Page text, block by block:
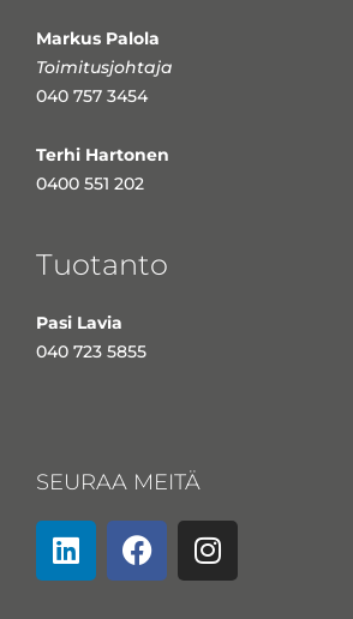
Markus Palola
Toimitusjohtaja
040 757 3454
Terhi Hartonen
0400 551 202
Tuotanto
Pasi Lavia
040 723 5855
SEURAA MEITÄ
L
i
F
a
I
n